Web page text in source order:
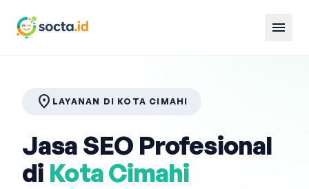
menu
location_on LAYANAN DI KOTA CIMAHI
Jasa SEO Profesional
di Kota Cimahi